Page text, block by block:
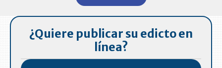
¿Quiere publicar su edicto en
línea?